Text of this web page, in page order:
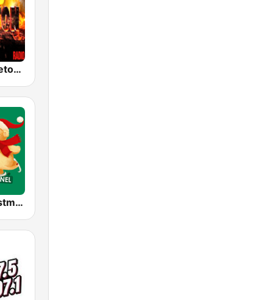
100% Reggaeton Radio
Alway's Christmas Channel